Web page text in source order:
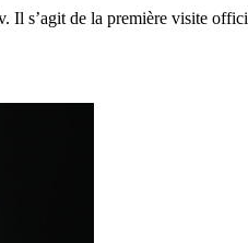
s’agit de la première visite